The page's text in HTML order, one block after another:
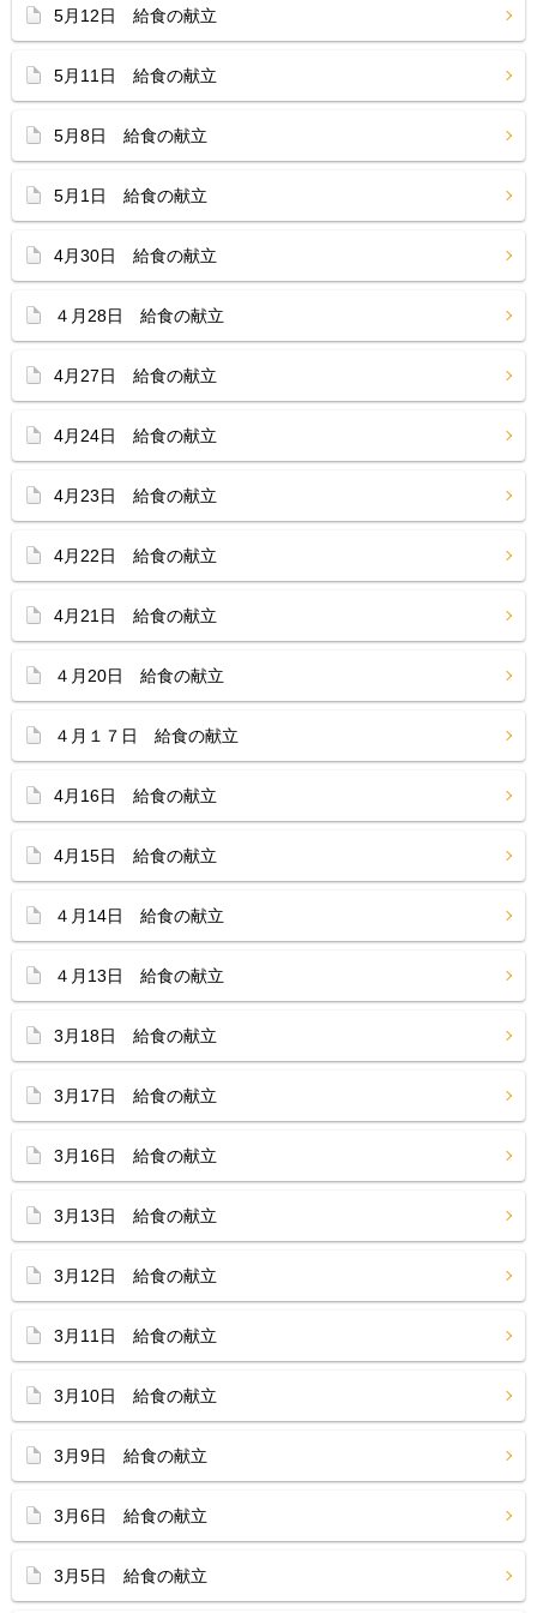
5月12日 給食の献立
5月11日 給食の献立
5月8日 給食の献立
5月1日 給食の献立
4月30日 給食の献立
４月28日 給食の献立
4月27日 給食の献立
4月24日 給食の献立
4月23日 給食の献立
4月22日 給食の献立
4月21日 給食の献立
４月20日 給食の献立
４月１７日 給食の献立
4月16日 給食の献立
4月15日 給食の献立
４月14日 給食の献立
４月13日 給食の献立
3月18日 給食の献立
3月17日 給食の献立
3月16日 給食の献立
3月13日 給食の献立
3月12日 給食の献立
3月11日 給食の献立
3月10日 給食の献立
3月9日 給食の献立
3月6日 給食の献立
3月5日 給食の献立